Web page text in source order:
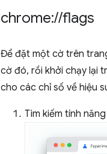
chrome://flags
Để đặt một cờ trên
cờ đó, rồi khởi chạy lại
cho các chỉ số về hiệu
Tìm kiếm tính năng